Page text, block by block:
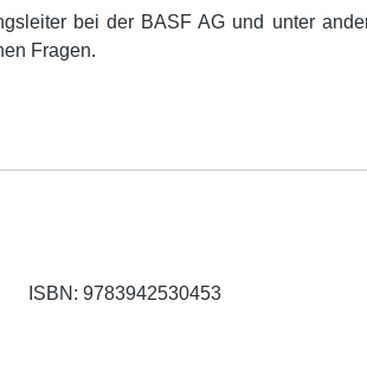
bei der BASF AG und unter
Fragen.
ISBN: 9783942530453